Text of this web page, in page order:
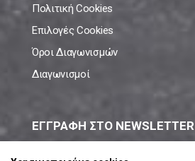
Πολιτική Cookies
Επιλογές Cookies
Όροι Διαγωνισμών
Διαγωνισμοί
ΕΓΓΡΑΦΗ ΣΤΟ NEWSLETTER